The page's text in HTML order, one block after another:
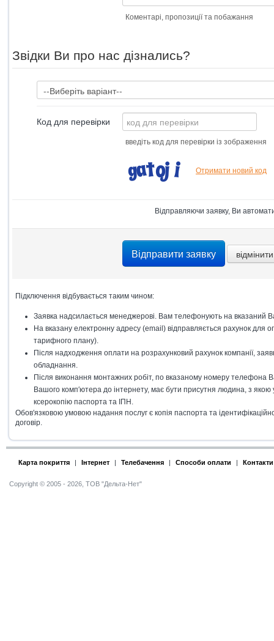
Коментарі, пропозиції та побажання
Звідки Ви про нас дізнались?
Код для перевірки
введіть код для перевірки із зображення
Отримати новий код
Відправляючи заявку, Ви
Підключення відбувається таким чином:
Заявка надсилається менеджерові. Вам телефонують на вказаний
На вказану електронну адресу (email) відправляється рахунок для
тарифного плану).
Після надходження оплати на розрахунковий рахунок компанії,
обладнання.
Після виконання монтажних робіт, по вказаному номеру телефона
Вашого комп′ютера до інтернету, має бути присутня людина, з якою
ксерокопію паспорта та ІПН.
Обов′язковою умовою надання послуг є копія паспорта та
договір.
Карта покриття | Інтернет | Телебачення | Способи оплати | Контакти
Copyright © 2005 - 2026, ТОВ "Дельта-Нет"